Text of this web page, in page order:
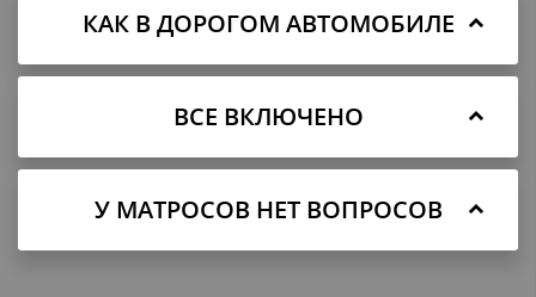
КАК В ДОРОГОМ АВТОМОБИЛЕ
ВСЕ ВКЛЮЧЕНО
У МАТРОСОВ НЕТ ВОПРОСОВ